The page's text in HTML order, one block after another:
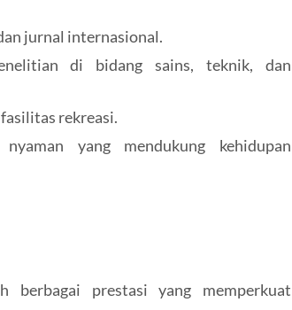
jurnal internasional.
di bidang sains, teknik, dan
rekreasi.
yang mendukung kehidupan
berbagai prestasi yang memperkuat